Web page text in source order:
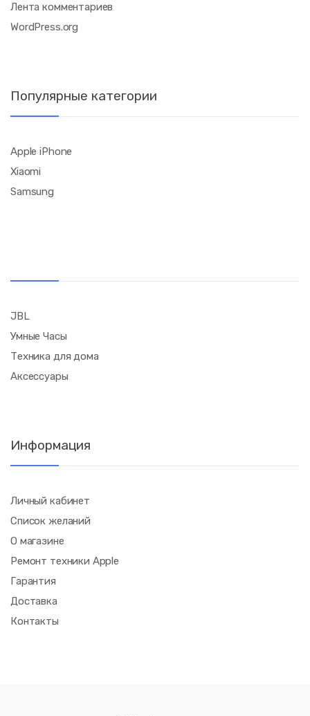
Лента комментариев
WordPress.org
Популярные категории
Apple iPhone
Xiaomi
Samsung
JBL
Умные Часы
Техника для дома
Аксессуары
Информация
Личный кабинет
Список желаний
О магазине
Ремонт техники Apple
Гарантия
Доставка
Контакты